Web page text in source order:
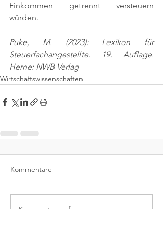
Einkommen getrennt versteuern
würden.
Puke, M. (2023): Lexikon für
Steuerfachangestellte. 19. Auflage.
Herne: NWB Verlag
Wirtschaftswissenschaften
Kommentare
Kommentar verfassen...